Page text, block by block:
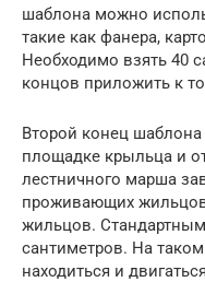
шаблона можно
такие как фанера,
Необходимо взять 40
концов приложить к
Второй конец
площадке крыльца и
лестничного марша
проживающих
жильцов.
сантиметров. На
находиться и